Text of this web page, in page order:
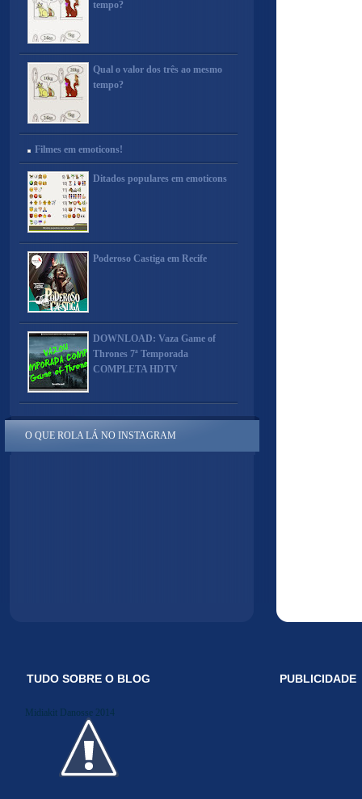
tempo?
Qual o valor dos três ao mesmo
tempo?
Filmes em emoticons!
Ditados populares em emoticons
Poderoso Castiga em Recife
DOWNLOAD: Vaza Game of
Thrones 7ª Temporada
COMPLETA HDTV
O QUE ROLA LÁ NO INSTAGRAM
TUDO SOBRE O BLOG
Midiakit Danosse 2014
PUBLICIDADE